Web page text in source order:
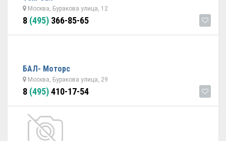
Москва, Буракова улица, 12
8 (495) 366-85-65
БАЛ- Моторс
Москва, Буракова улица, 29
8 (495)410-17-54